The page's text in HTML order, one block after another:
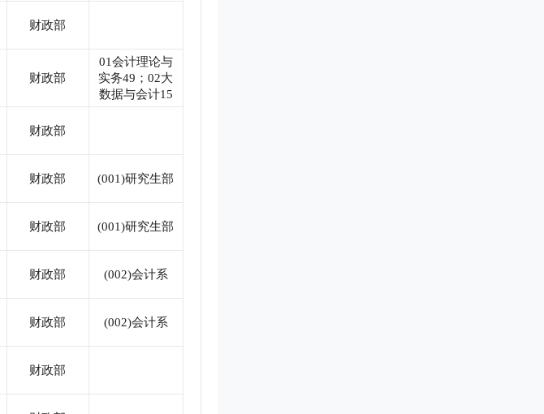
财政部
财政部
01会计理论与
实务49；02大
数据与会计15
财政部
财政部 (001)研究生部
财政部 (001)研究生部
财政部 (002)会计系
财政部 (002)会计系
财政部